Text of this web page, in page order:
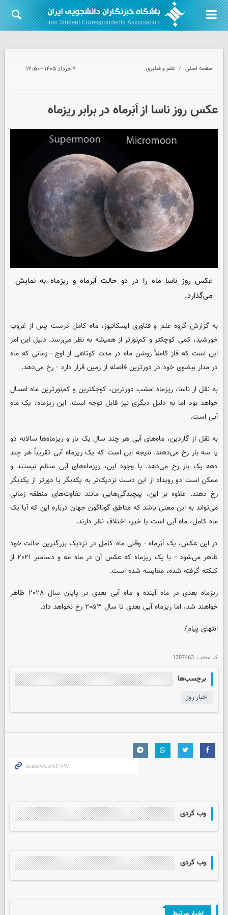
صفحه اصلی علم و فناوری ۹ خرداد ۱۴۰۵ - ۱۲:۵۰
عکس روز ناسا از اَبَرماه در برابر ریزماه
عکس روز ناسا ماه را در دو حالت اَبَرماه و ریزماه به نمایش
می‌گذارد.
به گزارش گروه علم و فناوری ایسکانیوز، ماه کامل درست پس از غروب
خورشید، کمی کوچکتر و کم‌نورتر از همیشه به نظر می‌رسد. دلیل این امر
این است که فاز کاملاً روشن ماه در مدت کوتاهی از اوج - زمانی که ماه
در مدار بیضوی خود در دورترین فاصله از زمین قرار دارد - رخ می‌دهد.
به نقل از ناسا، ریزماه امشب دورترین، کوچکترین و کم‌نورترین ماه امسال
خواهد بود اما به دلیل دیگری نیز قابل توجه است. این ریزماه، یک ماه
آبی است.
به نقل از گاردین، ماه‌های آبی هر چند سال یک بار و ریزماه‌ها سالانه دو
یا سه بار رخ می‌دهند. نتیجه این است که یک ریزماه آبی تقریباً هر چند
دهه یک بار رخ می‌دهد. با وجود این، ریزماه‌های آبی منظم نیستند و
ممکن است دو رویداد از این دست نزدیک‌تر به یکدیگر یا دورتر از یکدیگر
رخ دهند. علاوه بر این، پیچیدگی‌هایی مانند تفاوت‌های منطقه زمانی
می‌تواند به این معنی باشد که مناطق گوناگون جهان درباره این که آیا یک
ماه کامل، ماه آبی است یا خیر، اختلاف نظر دارند.
در این عکس، یک اَبَرماه - وقتی ماه کامل در نزدیک بزرگترین حالت خود
ظاهر می‌شود - با یک ریزماه که عکس آن در ماه مه و دسامبر ۲۰۲۱ از
کلکته گرفته شده، مقایسه شده است.
ریزماه بعدی در ماه آینده و ماه آبی بعدی در پایان سال ۲۰۲۸ ظاهر
خواهند شد، اما ریزماه آبی بعدی تا سال ۲۰۵۳ رخ نخواهد داد.
انتهای پیام/
کد مطلب: 1307463
برچسب‌ها
اخبار روز
وب گردی
وب گردی